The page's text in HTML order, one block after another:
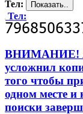
Тел:
Тел:
ВНИМАНИЕ!
усложнил
того чтобы
одном месте и
поиски